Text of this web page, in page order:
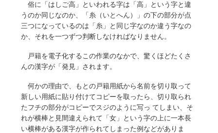
俗に「はしご高」といわれる字は「高」という字と違
うのか同じなのか、「糸（いとへん）」の下の部分が点
三つになっているのは「糸」と同じ字なのか違う字なの
か、それを一つずつ判断しなければなりません。
戸籍を電子化するこの作業のなかで、驚くほどたくさ
んの漢字が「発見」されます。
何かの理由で、もとの戸籍用紙から名前を切り取って
新しい用紙に貼り付けてコピーを取ったら、切り取られ
たフチの部分がコピーでスジのように写っ てしまい、そ
れが横棒と見間違えられて「女」という字の上に一本長
い横棒がある漢字が作られてしまった例などがありま